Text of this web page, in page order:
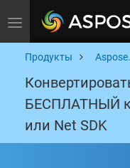
Toggle navigation
Продукты
БЕСПЛАТНЫЙ
или Net SDK